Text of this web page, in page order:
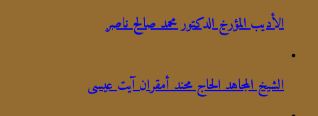
الأديب المؤرخ الدكتور محمد صالح ناصر
الشيخ المجاهد الحاج محند أمقران آيت عيسى